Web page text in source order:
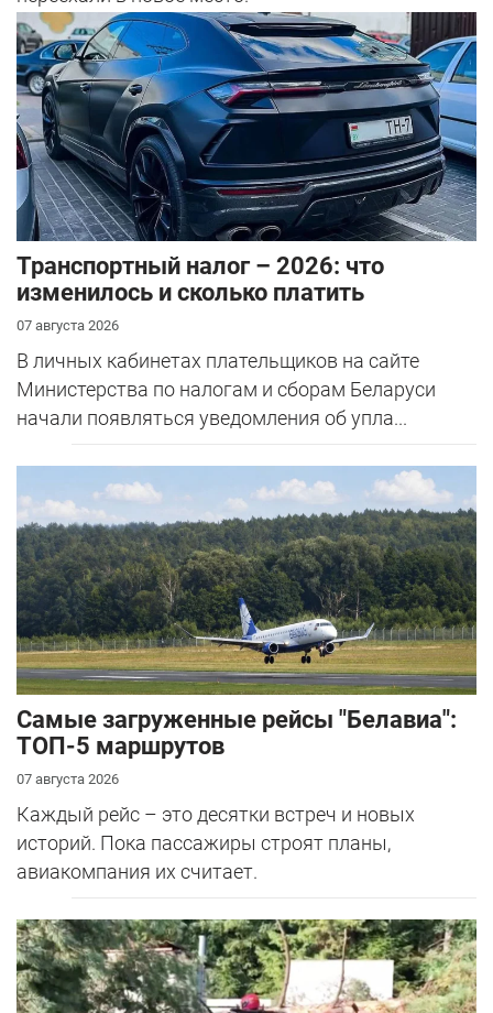
Транспортный налог – 2026: что
изменилось и сколько платить
07 августа 2026
В личных кабинетах плательщиков на сайте
Министерства по налогам и сборам Беларуси
начали появляться уведомления об упла...
Самые загруженные рейсы "Белавиа":
ТОП-5 маршрутов
07 августа 2026
Каждый рейс – это десятки встреч и новых
историй. Пока пассажиры строят планы,
авиакомпания их считает.